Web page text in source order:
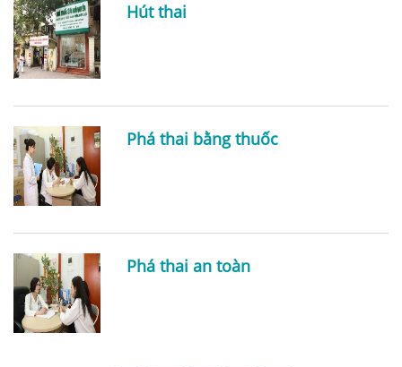
Hút thai
Phá thai bằng thuốc
Phá thai an toàn